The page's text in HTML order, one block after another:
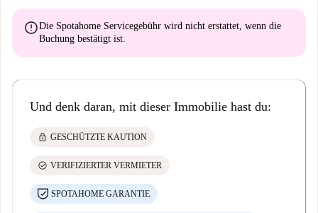
errorDie Spotahome Servicegebühr wird nicht erstattet , wenn die
Buchung bestätigt ist.
Und denk daran, mit dieser Immobilie hast du:
lock GESCHÜTZTE KAUTION
check_circle VERIFIZIERTER VERMIETER
SPOTAHOME GARANTIE